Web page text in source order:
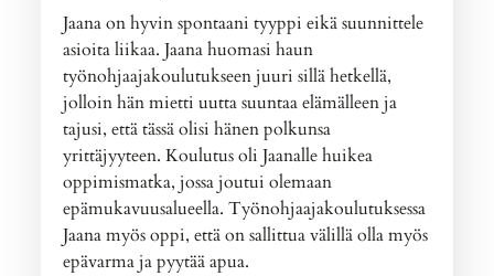
Jaana on hyvin spontaani tyyppi eikä suunnittele
asioita liikaa. Jaana huomasi haun
työnohjaajakoulutukseen juuri sillä hetkellä,
jolloin hän mietti uutta suuntaa elämälleen ja
tajusi, että tässä olisi hänen polkunsa
yrittäjyyteen. Koulutus oli Jaanalle huikea
oppimismatka, jossa joutui olemaan
epämukavuusalueella. Työnohjaajakoulutuksessa
Jaana myös oppi, että on sallittua välillä olla myös
epävarma ja pyytää apua.